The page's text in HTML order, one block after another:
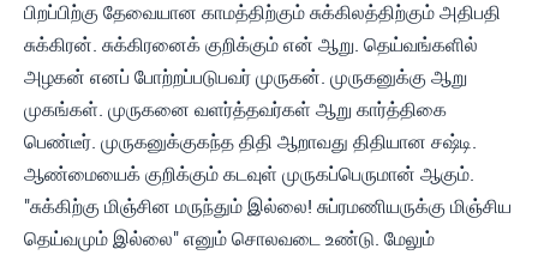
பிறப்பிற்கு தேவையான காமத்திற்கும் சுக்கிலத்திற்கும் அதிபதி
சுக்கிரன். சுக்கிரனைக் குறிக்கும் என் ஆறு. தெய்வங்களில்
அழகன் எனப் போற்றப்படுபவர் முருகன். முருகனுக்கு ஆறு
முகங்கள். முருகனை வளர்த்தவர்கள் ஆறு கார்த்திகை
பெண்டீர். முருகனுக்குகந்த திதி ஆறாவது திதியான சஷ்டி.
ஆண்மையைக் குறிக்கும் கடவுள் முருகப்பெருமான் ஆகும்.
"சுக்கிற்கு மிஞ்சின மருந்தும் இல்லை! சுப்ரமணியருக்கு மிஞ்சிய
தெய்வமும் இல்லை" எனும் சொலவடை உண்டு. மேலும்